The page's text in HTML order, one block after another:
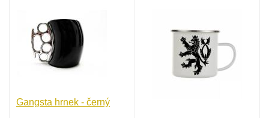
Gangsta hrnek - černý